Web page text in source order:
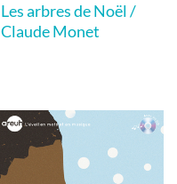
Les arbres de Noël /
Claude Monet